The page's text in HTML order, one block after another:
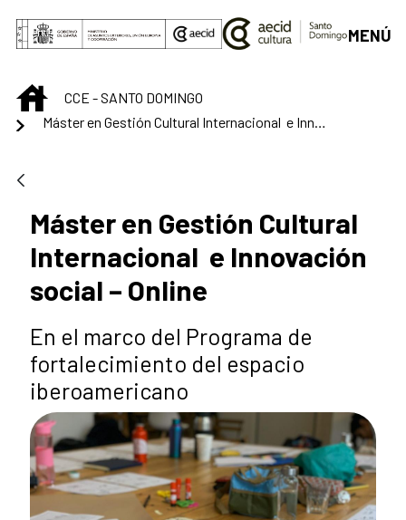
Skip to Main Content
MENÚ
INICIOCCE - SANTO DOMINGO
Máster en Gestión Cultural Internacional e Innovación social – Online
Máster en Gestión Cultural
Internacional e Innovación
social – Online
En el marco del Programa de
fortalecimiento del espacio
iberoamericano